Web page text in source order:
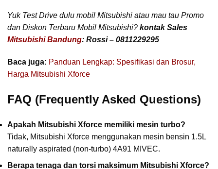
Yuk Test Drive dulu mobil Mitsubishi atau mau tau Promo
dan Diskon Terbaru Mobil Mitsubishi? kontak Sales
Mitsubishi Bandung: Rossi – 0811229295
Baca juga: Panduan Lengkap: Spesifikasi dan Brosur,
Harga Mitsubishi Xforce
FAQ (Frequently Asked Questions)
Apakah Mitsubishi Xforce memiliki mesin turbo?
Tidak, Mitsubishi Xforce menggunakan mesin bensin 1.5L
naturally aspirated (non-turbo) 4A91 MIVEC.
Berapa tenaga dan torsi maksimum Mitsubishi Xforce?